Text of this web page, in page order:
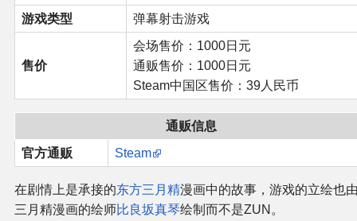
游戏类型
弹幕射击游戏
售价
会场售价：1000日元
通贩售价：1000日元
Steam中国区售价：39人民币
通贩信息
官方通贩
Steam
在剧情上是承接的东方三月精漫画中的故事，游戏的立绘也
三月精漫画的绘师比良坂真琴绘制而不是ZUN。
THB协力
关于THBWiki
捐款支持